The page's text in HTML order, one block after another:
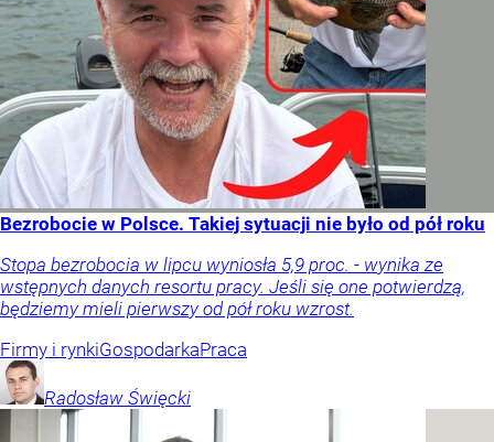
Bezrobocie w Polsce. Takiej sytuacji nie było od pół roku
Stopa bezrobocia w lipcu wyniosła 5,9 proc. - wynika ze
wstępnych danych resortu pracy. Jeśli się one potwierdzą,
będziemy mieli pierwszy od pół roku wzrost.
Firmy i rynkiGospodarkaPraca
Radosław Święcki